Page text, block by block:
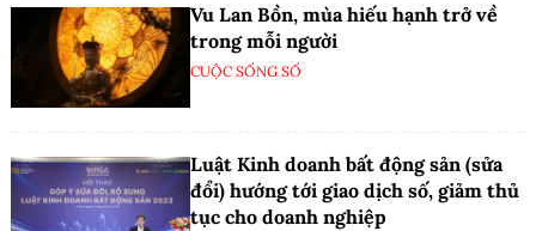
Vu Lan Bồn, mùa hiếu hạnh trở về
trong mỗi người
CUỘC SỐNG SỐ
Luật Kinh doanh bất động sản (sửa
đổi) hướng tới giao dịch số, giảm thủ
tục cho doanh nghiệp